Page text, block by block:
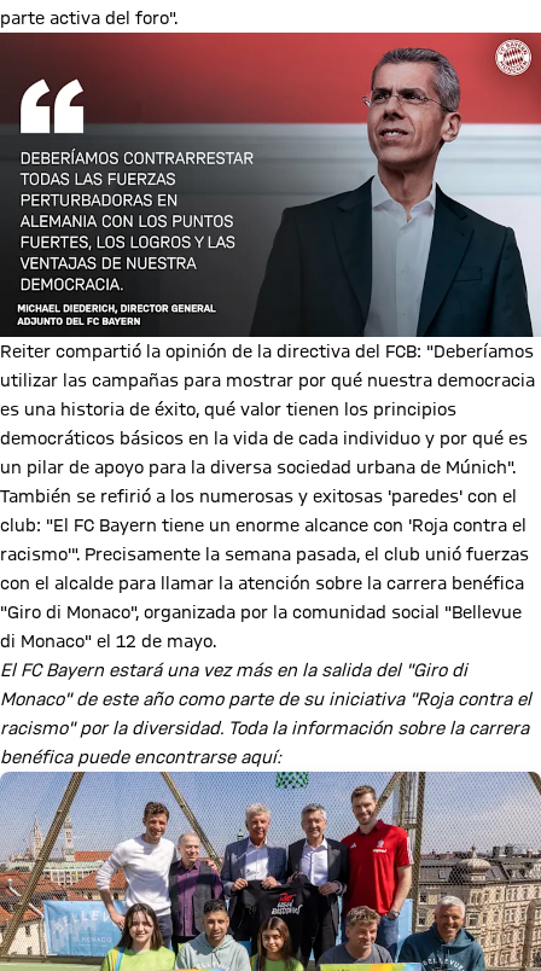
parte activa del foro".
Reiter compartió la opinión de la directiva del FCB: "Deberíamos
utilizar las campañas para mostrar por qué nuestra democracia
es una historia de éxito, qué valor tienen los principios
democráticos básicos en la vida de cada individuo y por qué es
un pilar de apoyo para la diversa sociedad urbana de Múnich".
También se refirió a los numerosas y exitosas 'paredes' con el
club: "El FC Bayern tiene un enorme alcance con 'Roja contra el
racismo'". Precisamente la semana pasada, el club unió fuerzas
con el alcalde para llamar la atención sobre la carrera benéfica
"Giro di Monaco", organizada por la comunidad social "Bellevue
di Monaco" el 12 de mayo.
El FC Bayern estará una vez más en la salida del "Giro di
Monaco" de este año como parte de su iniciativa "Roja contra el
racismo" por la diversidad. Toda la información sobre la carrera
benéfica puede encontrarse aquí: